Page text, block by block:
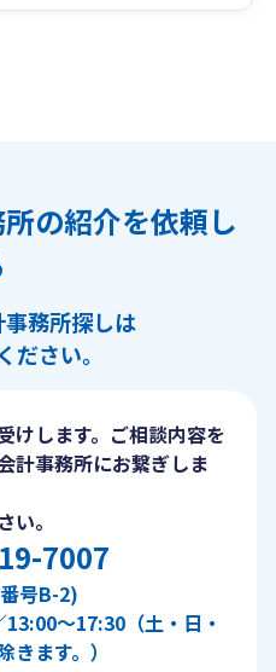
の紹介を依頼し
務所探しは
ださい。
けします。ご相談内容を
計事務所にお繋ぎしま
い。
7007
号B-2)
〜17:30（土・日・
ます。）